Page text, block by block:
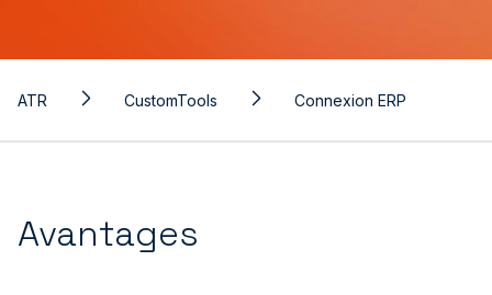
ATR CustomTools Connexion ERP
Avantages